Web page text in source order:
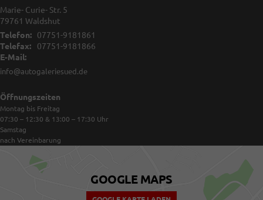
Marie- Curie- Str. 5
79761 Waldshut
Telefon:
07751-9181861
Telefax:
07751-9181866
E-Mail:
info@autogaleriesued.de
Öffnungszeiten
Montag bis Freitag
07:30 – 12:30 & 13:00 – 17:30 Uhr
Samstag
nach Vereinbarung
GOOGLE MAPS